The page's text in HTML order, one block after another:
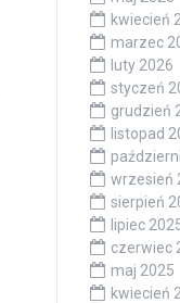
kwiecień
marzec
luty 2026
styczeń
grudzień
listopad
wrzesień
sierpień
lipiec
czerwiec
maj 2025
kwiecień